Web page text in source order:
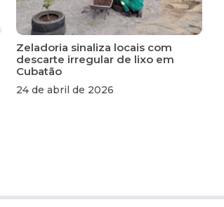
Zeladoria sinaliza locais com
descarte irregular de lixo em
Cubatão
24 de abril de 2026